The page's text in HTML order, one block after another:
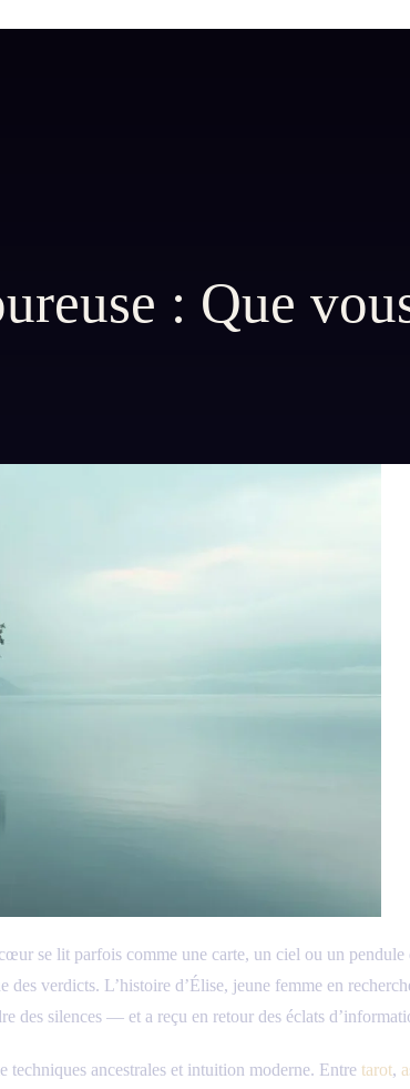
: Que
se lit parfois comme une carte, un ciel ou un
des verdicts. L’histoire d’Élise, jeune femme en
des silences — et a reçu en retour des éclats
ancestrales et intuition moderne. Entre tarot,